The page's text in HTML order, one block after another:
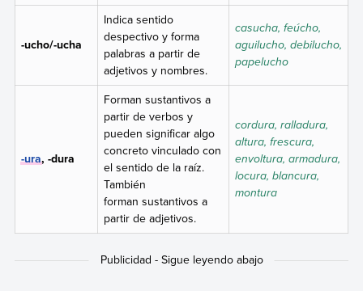
-ucho/-ucha
Indica sentido
despectivo y forma
palabras a partir de
adjetivos y nombres.
casucha, feúcho,
aguilucho, debilucho,
papelucho
-ura, -dura
Forman sustantivos a
partir de verbos y
pueden significar algo
concreto vinculado con
el sentido de la raíz.
También
forman sustantivos a
partir de adjetivos.
cordura, ralladura,
altura, frescura,
envoltura, armadura,
locura, blancura,
montura